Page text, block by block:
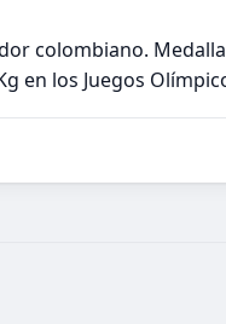
colombiano.
en los Juegos